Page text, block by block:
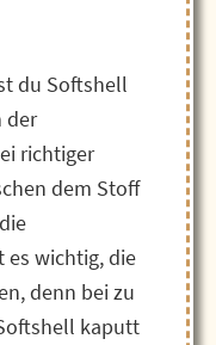
du Softshell
der
richtiger
dem Stoff
es wichtig, die
denn bei zu
kaputt